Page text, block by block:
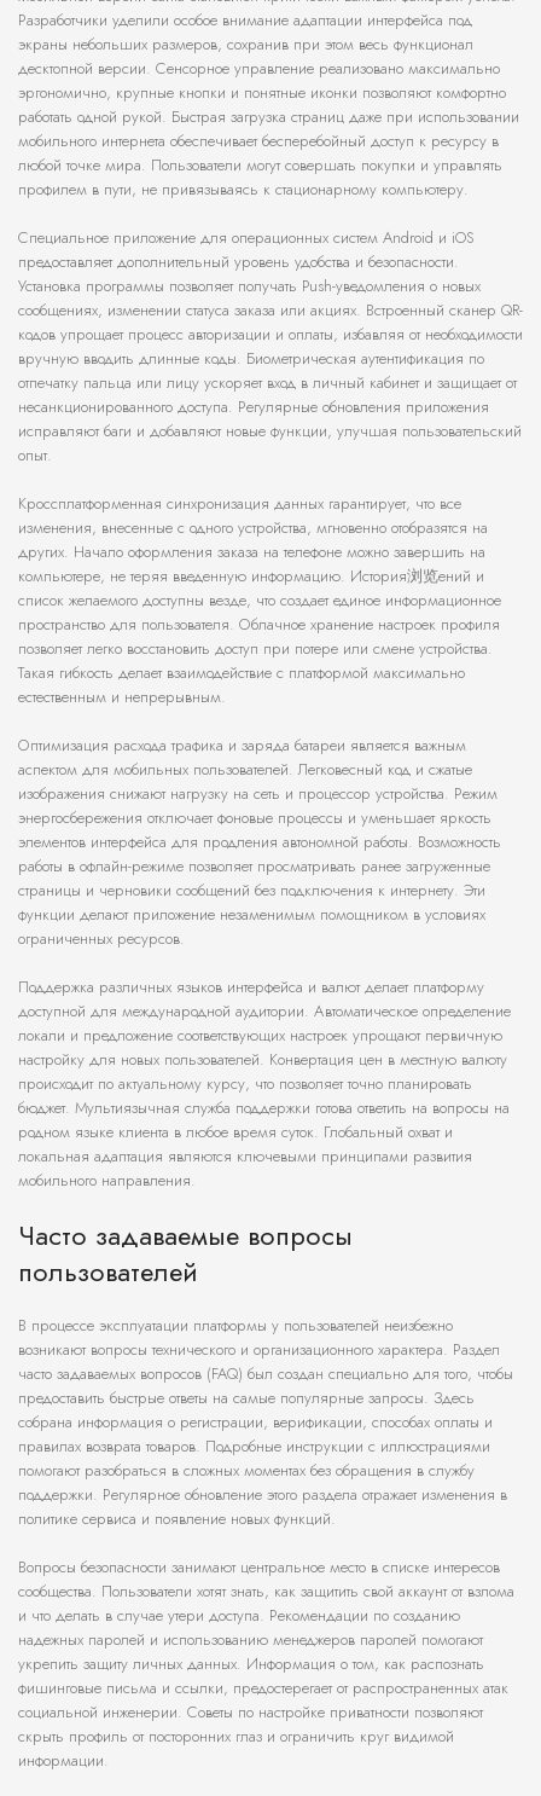
Разработчики уделили особое внимание адаптации интерфейса под
экраны небольших размеров, сохранив при этом весь функционал
десктопной версии. Сенсорное управление реализовано максимально
эргономично, крупные кнопки и понятные иконки позволяют комфортно
работать одной рукой. Быстрая загрузка страниц даже при использовании
мобильного интернета обеспечивает бесперебойный доступ к ресурсу в
любой точке мира. Пользователи могут совершать покупки и управлять
профилем в пути, не привязываясь к стационарному компьютеру.
Специальное приложение для операционных систем Android и iOS
предоставляет дополнительный уровень удобства и безопасности.
Установка программы позволяет получать Push-уведомления о новых
сообщениях, изменении статуса заказа или акциях. Встроенный сканер QR-
кодов упрощает процесс авторизации и оплаты, избавляя от необходимости
вручную вводить длинные коды. Биометрическая аутентификация по
отпечатку пальца или лицу ускоряет вход в личный кабинет и защищает от
несанкционированного доступа. Регулярные обновления приложения
исправляют баги и добавляют новые функции, улучшая пользовательский
опыт.
Кроссплатформенная синхронизация данных гарантирует, что все
изменения, внесенные с одного устройства, мгновенно отобразятся на
других. Начало оформления заказа на телефоне можно завершить на
компьютере, не теряя введенную информацию. История浏览ений и
список желаемого доступны везде, что создает единое информационное
пространство для пользователя. Облачное хранение настроек профиля
позволяет легко восстановить доступ при потере или смене устройства.
Такая гибкость делает взаимодействие с платформой максимально
естественным и непрерывным.
Оптимизация расхода трафика и заряда батареи является важным
аспектом для мобильных пользователей. Легковесный код и сжатые
изображения снижают нагрузку на сеть и процессор устройства. Режим
энергосбережения отключает фоновые процессы и уменьшает яркость
элементов интерфейса для продления автономной работы. Возможность
работы в офлайн-режиме позволяет просматривать ранее загруженные
страницы и черновики сообщений без подключения к интернету. Эти
функции делают приложение незаменимым помощником в условиях
ограниченных ресурсов.
Поддержка различных языков интерфейса и валют делает платформу
доступной для международной аудитории. Автоматическое определение
локали и предложение соответствующих настроек упрощают первичную
настройку для новых пользователей. Конвертация цен в местную валюту
происходит по актуальному курсу, что позволяет точно планировать
бюджет. Мультиязычная служба поддержки готова ответить на вопросы на
родном языке клиента в любое время суток. Глобальный охват и
локальная адаптация являются ключевыми принципами развития
мобильного направления.
Часто задаваемые вопросы
пользователей
В процессе эксплуатации платформы у пользователей неизбежно
возникают вопросы технического и организационного характера. Раздел
часто задаваемых вопросов (FAQ) был создан специально для того, чтобы
предоставить быстрые ответы на самые популярные запросы. Здесь
собрана информация о регистрации, верификации, способах оплаты и
правилах возврата товаров. Подробные инструкции с иллюстрациями
помогают разобраться в сложных моментах без обращения в службу
поддержки. Регулярное обновление этого раздела отражает изменения в
политике сервиса и появление новых функций.
Вопросы безопасности занимают центральное место в списке интересов
сообщества. Пользователи хотят знать, как защитить свой аккаунт от взлома
и что делать в случае утери доступа. Рекомендации по созданию
надежных паролей и использованию менеджеров паролей помогают
укрепить защиту личных данных. Информация о том, как распознать
фишинговые письма и ссылки, предостерегает от распространенных атак
социальной инженерии. Советы по настройке приватности позволяют
скрыть профиль от посторонних глаз и ограничить круг видимой
информации.